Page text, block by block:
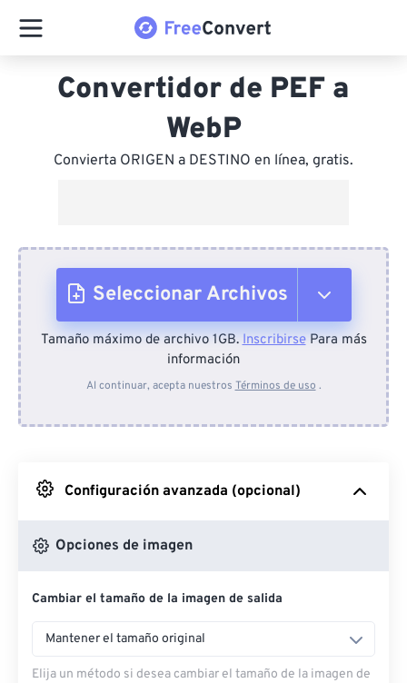
Convertidor de PEF a
WebP
Convierta ORIGEN a DESTINO en línea, gratis.
Seleccionar Archivos
Desde el dispositivo
Desde Google Drive
Desde OneDrive
Desde URL
Tamaño máximo de archivo 1GB.InscribirsePara más
información
Al continuar, acepta nuestros Términos de uso .
Configuración avanzada (opcional)
Opciones de imagen
Cambiar el tamaño de la imagen de salida
Mantener el tamaño original
Elija un método si desea cambiar el tamaño de la imagen de